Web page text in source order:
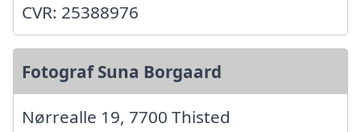
CVR: 25388976
Fotograf Suna Borgaard
Nørrealle 19, 7700 Thisted